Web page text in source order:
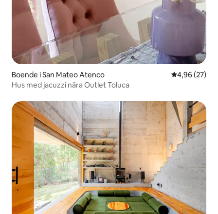
Boende i San Mateo Atenco 4,96 av 5 i
4,96 (27)
Hus med jacuzzi nära Outlet Toluca